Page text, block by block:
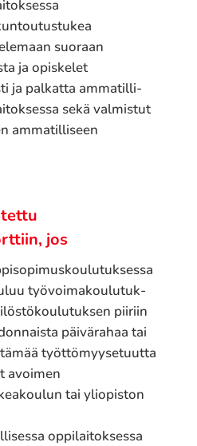
suoraan
ja opiskelet
ja palkat­ta amma­til­li­
sekä valmistut
ammatilliseen
jos
työvoi­ma­kou­lu­tuk­
piiriin
päivärahaa tai
työttömyysetuutta
avoimen
tai yliopiston
oppilaitoksessa